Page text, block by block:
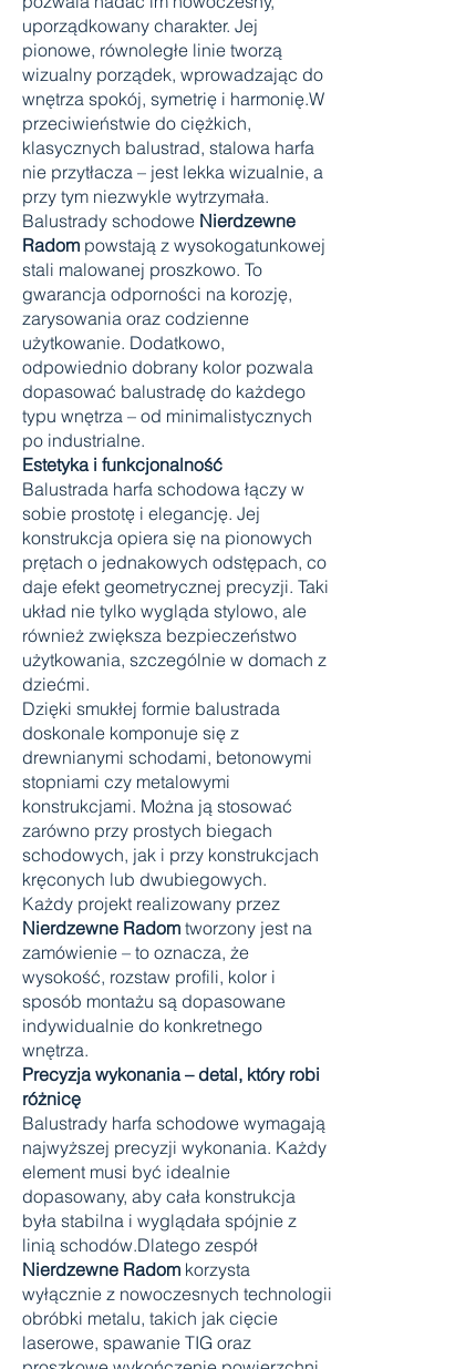
uporządkowany charakter. Jej
pionowe, równoległe linie tworzą
wizualny porządek, wprowadzając do
wnętrza spokój, symetrię i harmonię.W
przeciwieństwie do ciężkich,
klasycznych balustrad, stalowa harfa
nie przytłacza – jest lekka wizualnie, a
przy tym niezwykle wytrzymała.
Balustrady schodowe Nierdzewne
Radom powstają z wysokogatunkowej
stali malowanej proszkowo. To
gwarancja odporności na korozję,
zarysowania oraz codzienne
użytkowanie. Dodatkowo,
odpowiednio dobrany kolor pozwala
dopasować balustradę do każdego
typu wnętrza – od minimalistycznych
po industrialne.
Estetyka i funkcjonalność
Balustrada harfa schodowa łączy w
sobie prostotę i elegancję. Jej
konstrukcja opiera się na pionowych
prętach o jednakowych odstępach, co
daje efekt geometrycznej precyzji. Taki
układ nie tylko wygląda stylowo, ale
również zwiększa bezpieczeństwo
użytkowania, szczególnie w domach z
dziećmi.
Dzięki smukłej formie balustrada
doskonale komponuje się z
drewnianymi schodami, betonowymi
stopniami czy metalowymi
konstrukcjami. Można ją stosować
zarówno przy prostych biegach
schodowych, jak i przy konstrukcjach
kręconych lub dwubiegowych.
Każdy projekt realizowany przez
Nierdzewne Radom tworzony jest na
zamówienie – to oznacza, że
wysokość, rozstaw profili, kolor i
sposób montażu są dopasowane
indywidualnie do konkretnego
wnętrza.
Precyzja wykonania – detal, który robi
różnicę
Balustrady harfa schodowe wymagają
najwyższej precyzji wykonania. Każdy
element musi być idealnie
dopasowany, aby cała konstrukcja
była stabilna i wyglądała spójnie z
linią schodów.Dlatego zespół
Nierdzewne Radom korzysta
wyłącznie z nowoczesnych technologii
obróbki metalu, takich jak cięcie
laserowe, spawanie TIG oraz